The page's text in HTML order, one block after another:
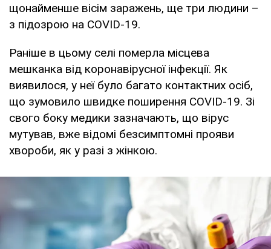
щонайменше вісім заражень, ще три людини –
з підозрою на COVID-19.
Раніше в цьому селі померла місцева
мешканка від коронавірусної інфекції. Як
виявилося, у неї було багато контактних осіб,
що зумовило швидке поширення COVID-19. Зі
свого боку медики зазначають, що вірус
мутував, вже відомі безсимптомні прояви
хвороби, як у разі з жінкою.